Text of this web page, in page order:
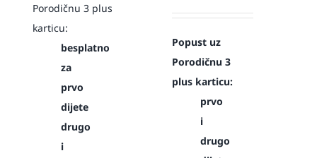
Porodičnu 3 plus
karticu:
besplatno
za
prvo
dijete
drugo
i
Popust uz
Porodičnu 3
plus karticu:
prvo
i
drugo